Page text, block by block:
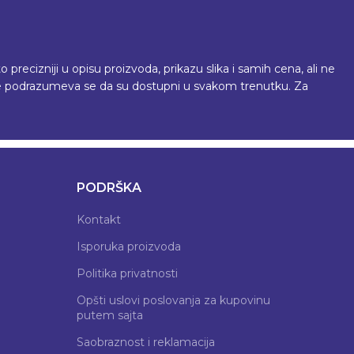
u opisu proizvoda, prikazu slika i samih cena, ali ne
se da su dostupni u svakom trenutku. Za
PODRŠKA
Kontakt
Isporuka proizvoda
Politika privatnosti
Opšti uslovi poslovanja za kupovinu
putem sajta
Saobraznost i reklamacija